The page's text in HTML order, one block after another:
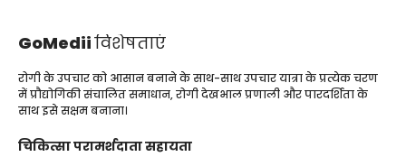
GoMediiविशेषताएं
रोगी के उपचार को आसान बनाने के साथ-साथ उपचार यात्रा के प्रत्येक चरण
में प्रौद्योगिकी संचालित समाधान, रोगी देखभाल प्रणाली और पारदर्शिता के
साथ इसे सक्षम बनाना।
चिकित्सा परामर्शदाता सहायता